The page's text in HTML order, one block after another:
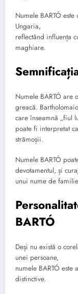
Numele BARTÓ
Ungaria,
reflectând influența
maghiare.
Numele BARTÓ are
greacă.
care înseamnă „fiul
poate fi interpretat
strămoșii.
Numele BARTÓ
devotamentul, și
unui nume de
BARTÓ
Deși nu există o
unei persoane,
numele BARTÓ este
distinctive.